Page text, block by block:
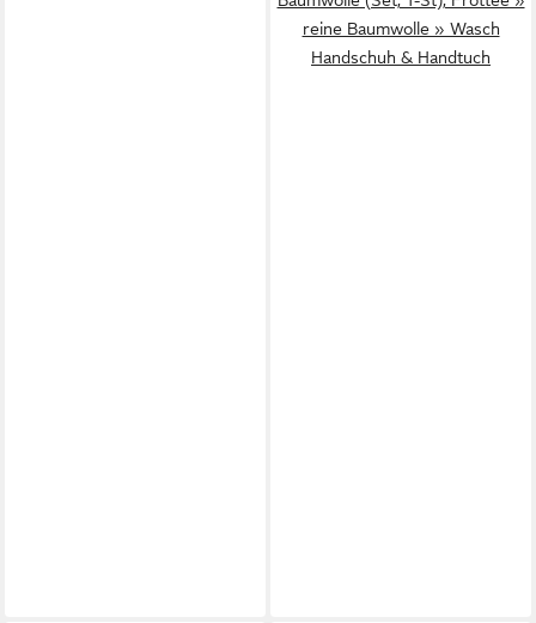
reine Baumwolle » Wasch
Handschuh & Handtuch